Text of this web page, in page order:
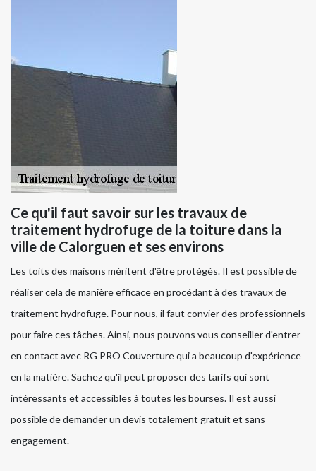
Ce qu'il faut savoir sur les travaux de
traitement hydrofuge de la toiture dans la
ville de Calorguen et ses environs
Les toits des maisons méritent d'être protégés. Il est possible de
réaliser cela de manière efficace en procédant à des travaux de
traitement hydrofuge. Pour nous, il faut convier des professionnels
pour faire ces tâches. Ainsi, nous pouvons vous conseiller d'entrer
en contact avec RG PRO Couverture qui a beaucoup d'expérience
en la matière. Sachez qu'il peut proposer des tarifs qui sont
intéressants et accessibles à toutes les bourses. Il est aussi
possible de demander un devis totalement gratuit et sans
engagement.